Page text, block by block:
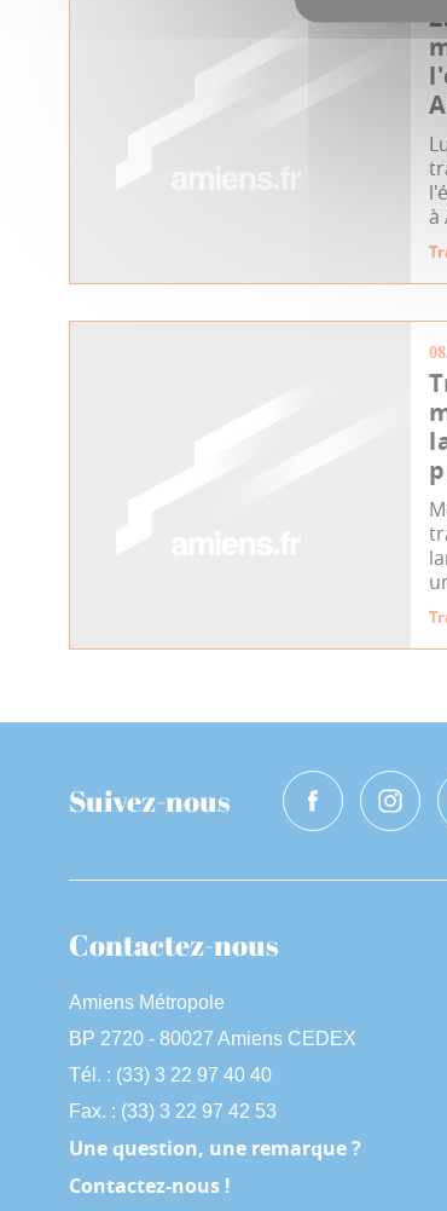
à
Suivez-nous
Contactez-nous
Amiens Métropole
BP 2720 - 80027 Amiens CEDEX
Tél. : (33) 3 22 97 40 40
Fax. : (33) 3 22 97 42 53
Une question, une remarque ?
Contactez-nous !